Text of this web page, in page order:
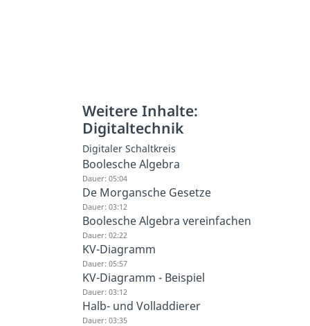
Weitere Inhalte:
Digitaltechnik
Digitaler Schaltkreis
Boolesche Algebra
Dauer: 05:04
De Morgansche Gesetze
Dauer: 03:12
Boolesche Algebra vereinfachen
Dauer: 02:22
KV-Diagramm
Dauer: 05:57
KV-Diagramm - Beispiel
Dauer: 03:12
Halb- und Volladdierer
Dauer: 03:35